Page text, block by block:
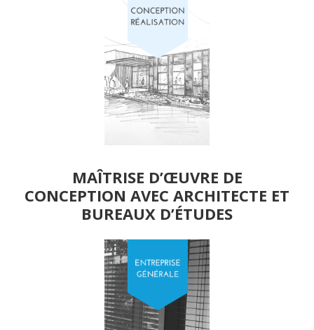
MAÎTRISE D’ŒUVRE DE
CONCEPTION AVEC ARCHITECTE ET
BUREAUX D’ÉTUDES